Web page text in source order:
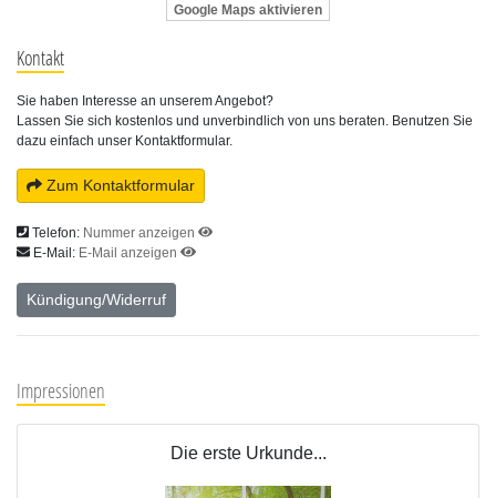
Google Maps aktivieren
Kontakt
Sie haben Interesse an unserem Angebot?
Lassen Sie sich kostenlos und unverbindlich von uns beraten. Benutzen Sie
dazu einfach unser Kontaktformular.
Zum Kontaktformular
Telefon: Nummer anzeigen
E-Mail: E-Mail anzeigen
Kündigung/Widerruf
Impressionen
Die erste Urkunde...